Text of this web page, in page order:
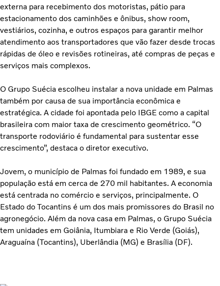
externa para recebimento dos motoristas, pátio para
estacionamento dos caminhões e ônibus, show room,
vestiários, cozinha, e outros espaços para garantir melhor
atendimento aos transportadores que vão fazer desde trocas
rápidas de óleo e revisões rotineiras, até compras de peças e
serviços mais complexos.
O Grupo Suécia escolheu instalar a nova unidade em Palmas
também por causa de sua importância econômica e
estratégica. A cidade foi apontada pelo IBGE como a capital
brasileira com maior taxa de crescimento geométrico. “O
transporte rodoviário é fundamental para sustentar esse
crescimento”, destaca o diretor executivo.
Jovem, o município de Palmas foi fundado em 1989, e sua
população está em cerca de 270 mil habitantes. A economia
está centrada no comércio e serviços, principalmente. O
Estado do Tocantins é um dos mais promissores do Brasil no
agronegócio. Além da nova casa em Palmas, o Grupo Suécia
tem unidades em Goiânia, Itumbiara e Rio Verde (Goiás),
Araguaína (Tocantins), Uberlândia (MG) e Brasília (DF).